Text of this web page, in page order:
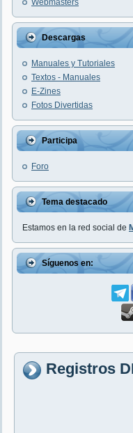
Webmasters
Descargas
Manuales y Tutoriales
Textos - Manuales
E-Zines
Fotos Divertidas
Participa
Foro
Tema destacado
Estamos en la red social de
Síguenos en:
Registros